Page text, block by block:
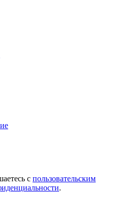
с пользовательским
.